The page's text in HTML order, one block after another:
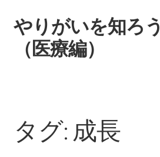
ナ
ビ
へ
ス
コ
ン
キ
ッ
やりがいを知ろう
（医療編）
一人一人と向き合うことが大切
タグ: 成長